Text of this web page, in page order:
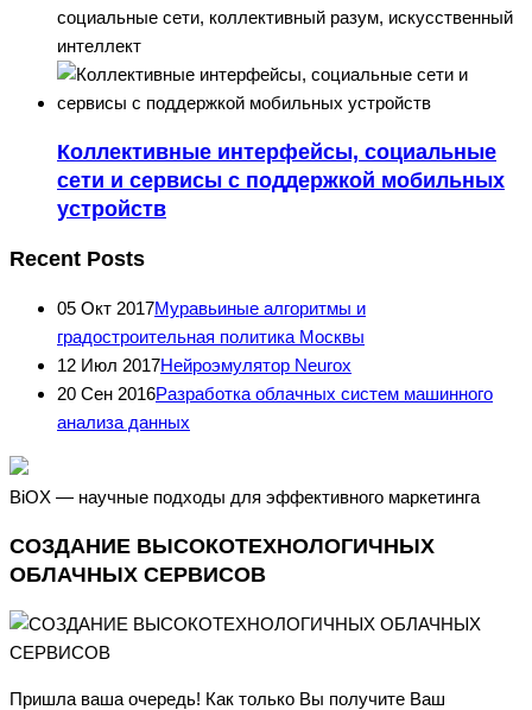
социальные сети, коллективный разум, искусственный
интеллект
Коллективные интерфейсы, социальные
сети и сервисы с поддержкой мобильных
устройств
Recent Posts
05 Окт 2017Муравьиные алгоритмы и
градостроительная политика Москвы
12 Июл 2017Нейроэмулятор Neurox
20 Сен 2016Разработка облачных систем машинного
анализа данных
BiOX — научные подходы для эффективного маркетинга
СОЗДАНИЕ ВЫСОКОТЕХНОЛОГИЧНЫХ
ОБЛАЧНЫХ СЕРВИСОВ
Пришла ваша очередь! Как только Вы получите Ваш